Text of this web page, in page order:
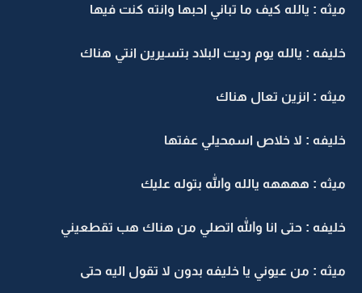
ميثه : يالله كيف ما تباني احبها وانته كنت فيها
خليفه : يالله يوم رديت البلاد بتسيرين انتي هناك
ميثه : انزين تعال هناك
خليفه : لا خلاص اسمحيلي عفتها
ميثه : ههههه يالله والله بتوله عليك
خليفه : حتى انا والله اتصلي من هناك هب تقطعيني
ميثه : من عيوني يا خليفه بدون لا تقول اليه حتى